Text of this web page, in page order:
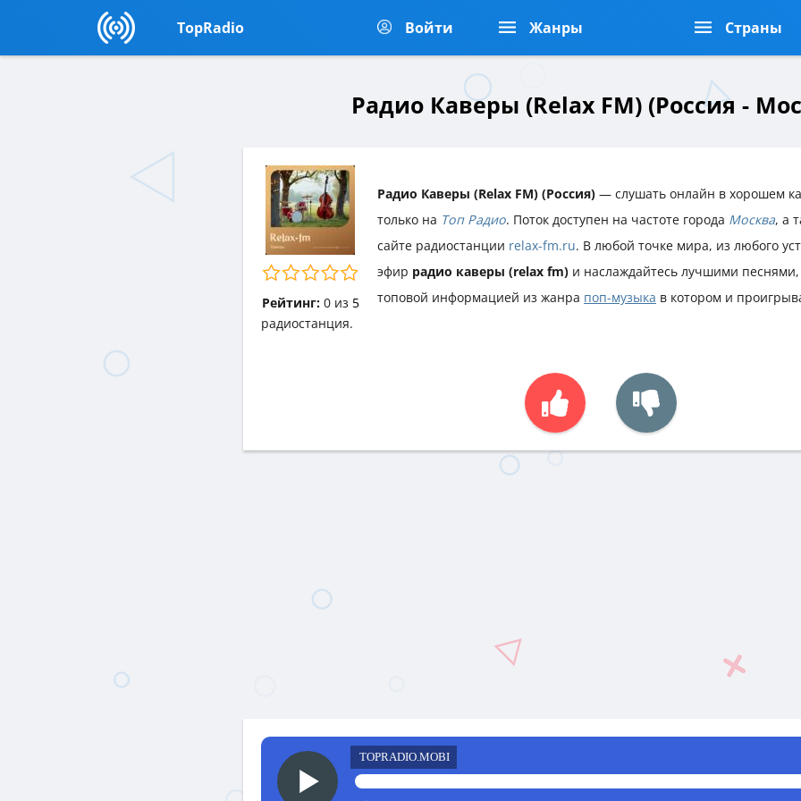
TopRadio Войти Жанры Страны
Радио Каверы (Relax FM) (Россия -
Рейтинг: 0из 5
Радио Каверы (Relax FM) (Россия) — слушать онлайн в хорошем
только на Топ Радио. Поток доступен на частоте города Москва, а
сайте радиостанции relax-fm.ru. В любой точке мира, из любого
эфир радио каверы (relax fm) и наслаждайтесь лучшими
топовой информацией из жанра поп-музыка в котором и
радиостанция.
TOPRADIO.MOBI